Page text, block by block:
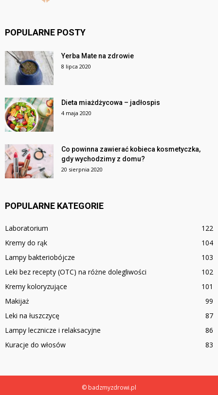
POPULARNE POSTY
Yerba Mate na zdrowie
8 lipca 2020
Dieta miażdżycowa – jadłospis
4 maja 2020
Co powinna zawierać kobieca kosmetyczka,
gdy wychodzimy z domu?
20 sierpnia 2020
POPULARNE KATEGORIE
Laboratorium
122
Kremy do rąk
104
Lampy bakteriobójcze
103
Leki bez recepty (OTC) na różne dolegliwości
102
Kremy koloryzujące
101
Makijaż
99
Leki na łuszczycę
87
Lampy lecznicze i relaksacyjne
86
Kuracje do włosów
83
© badzmyzdrowi.pl